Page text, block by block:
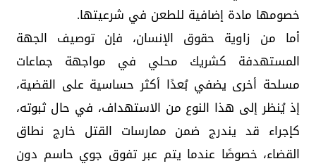
خصومها مادة إضافية للطعن في شرعيتها.
أما من زاوية حقوق الإنسان، فإن توصيف الجهة
المستهدفة كشريك محلي في مواجهة جماعات
مسلحة أخرى يضفي بُعدًا أكثر حساسية على القضية،
إذ يُنظر إلى هذا النوع من الاستهداف، في حال ثبوته،
كإجراء قد يندرج ضمن ممارسات القتل خارج نطاق
القضاء، خصوصًا عندما يتم عبر تفوق جوي حاسم دون